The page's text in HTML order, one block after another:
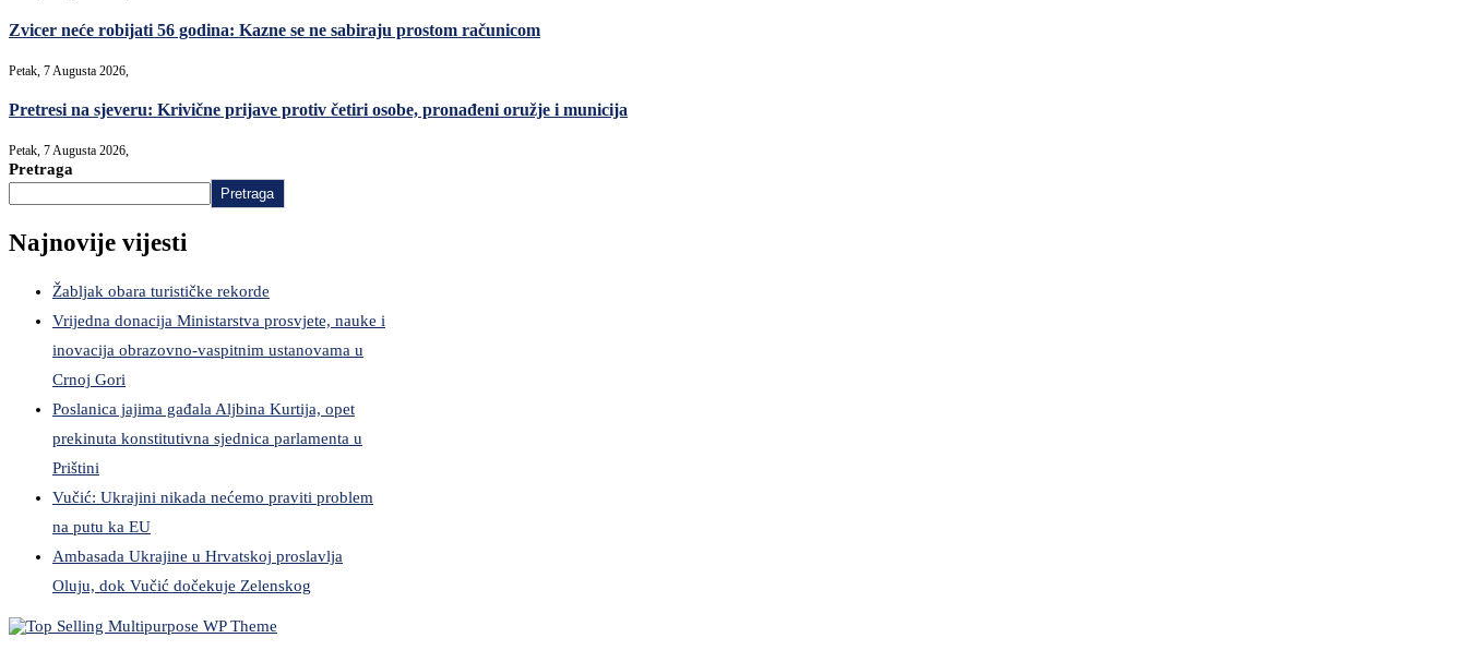
Zvicer neće robijati 56 godina: Kazne se ne sabiraju prostom računicom
Petak, 7 Augusta 2026,
Pretresi na sjeveru: Krivične prijave protiv četiri osobe, pronađeni oružje i municija
Petak, 7 Augusta 2026,
Pretraga
Pretraga
Najnovije vijesti
Žabljak obara turističke rekorde
Vrijedna donacija Ministarstva prosvjete, nauke i
inovacija obrazovno-vaspitnim ustanovama u
Crnoj Gori
Poslanica jajima gađala Aljbina Kurtija, opet
prekinuta konstitutivna sjednica parlamenta u
Prištini
Vučić: Ukrajini nikada nećemo praviti problem
na putu ka EU
Ambasada Ukrajine u Hrvatskoj proslavlja
Oluju, dok Vučić dočekuje Zelenskog